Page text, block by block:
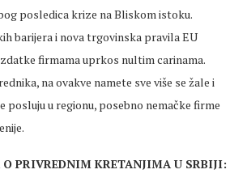
posledica krize na Bliskom istoku.
barijera i nova trgovinska pravila EU
firmama uprkos nultim carinama.
na ovakve namete sve više se žale i
posluju u regionu, posebno nemačke firme
O PRIVREDNIM KRETANJIMA U SRBIJI: